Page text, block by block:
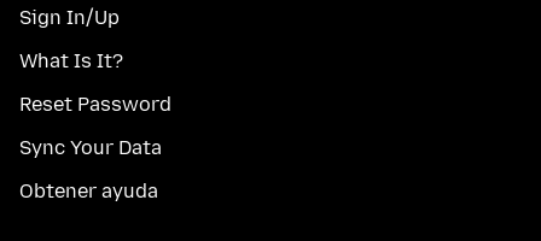
Sign In/Up
What Is It?
Reset Password
Sync Your Data
Obtener ayuda